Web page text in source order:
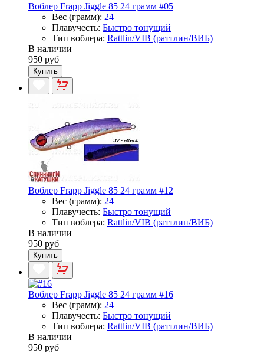
Воблер Frapp Jiggle 85 24 грамм #05
Вес (грамм): 24
Плавучесть: Быстро тонущий
Тип воблера: Rattlin/VIB (раттлин/ВИБ)
В наличии
950 руб
Купить
Воблер Frapp Jiggle 85 24 грамм #12
Вес (грамм): 24
Плавучесть: Быстро тонущий
Тип воблера: Rattlin/VIB (раттлин/ВИБ)
В наличии
950 руб
Купить
Воблер Frapp Jiggle 85 24 грамм #16
Вес (грамм): 24
Плавучесть: Быстро тонущий
Тип воблера: Rattlin/VIB (раттлин/ВИБ)
В наличии
950 руб